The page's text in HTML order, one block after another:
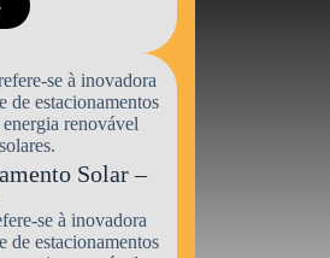
Solar –
se à inovadora
de estacionamentos